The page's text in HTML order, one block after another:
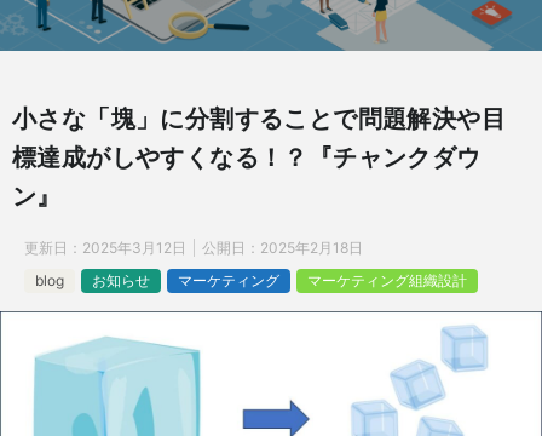
小さな「塊」に分割することで問題解決や目
標達成がしやすくなる！？『チャンクダウ
ン』
更新日： 2025年3月12日 公開日： 2025年2月18日
blog
お知らせ マーケティング マーケティング組織設計